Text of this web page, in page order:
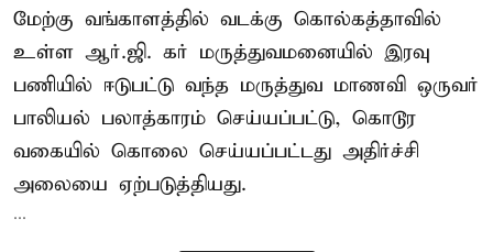
மேற்கு வங்காளத்தில் வடக்கு கொல்கத்தாவில்
உள்ள ஆர்.ஜி. கர் மருத்துவமனையில் இரவு
பணியில் ஈடுபட்டு வந்த மருத்துவ மாணவி ஒருவர்
பாலியல் பலாத்காரம் செய்யப்பட்டு, கொடூர
வகையில் கொலை செய்யப்பட்டது அதிர்ச்சி
அலையை ஏற்படுத்தியது.
...